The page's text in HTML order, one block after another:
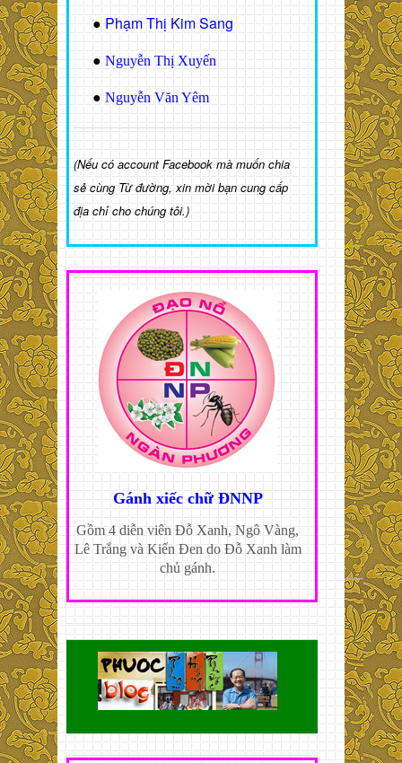
● Phạm Thị Kim Sang
● Nguyễn Thị Xuyến
● Nguyễn Văn Yêm
(Nếu có account Facebook mà muốn chia
sẻ cùng Từ đường, xin mời bạn cung cấp
địa chỉ cho chúng tôi.)
Gánh xiếc chữ ĐNNP
Gồm 4 diễn viên Đỗ Xanh, Ngô Vàng,
Lê Trắng và Kiến Đen do Đỗ Xanh làm
chủ gánh.